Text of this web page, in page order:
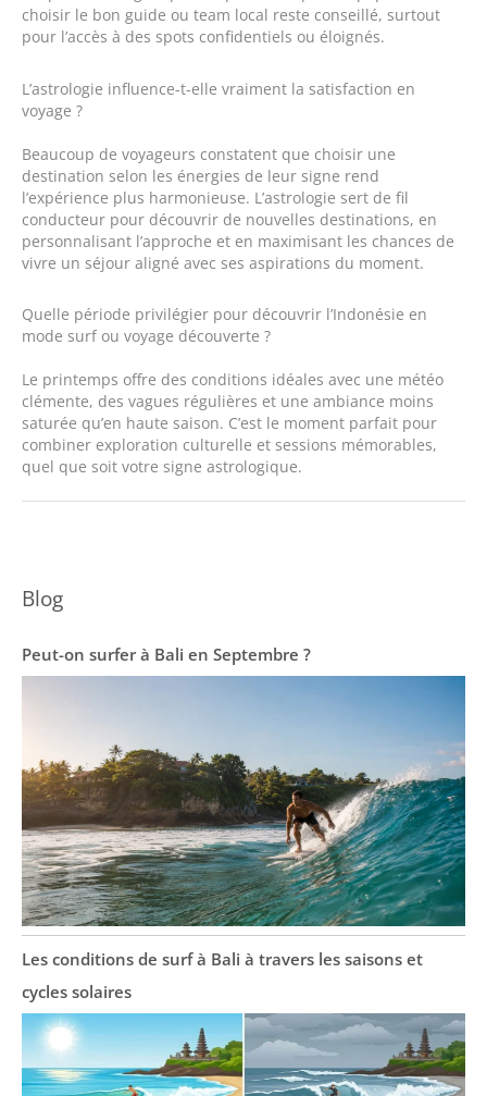
choisir le bon guide ou team local reste conseillé, surtout
pour l’accès à des spots confidentiels ou éloignés.
L’astrologie influence-t-elle vraiment la satisfaction en
voyage ?
Beaucoup de voyageurs constatent que choisir une
destination selon les énergies de leur signe rend
l’expérience plus harmonieuse. L’astrologie sert de fil
conducteur pour découvrir de nouvelles destinations, en
personnalisant l’approche et en maximisant les chances de
vivre un séjour aligné avec ses aspirations du moment.
Quelle période privilégier pour découvrir l’Indonésie en
mode surf ou voyage découverte ?
Le printemps offre des conditions idéales avec une météo
clémente, des vagues régulières et une ambiance moins
saturée qu’en haute saison. C’est le moment parfait pour
combiner exploration culturelle et sessions mémorables,
quel que soit votre signe astrologique.
Blog
Peut-on surfer à Bali en Septembre ?
Les conditions de surf à Bali à travers les saisons et
cycles solaires